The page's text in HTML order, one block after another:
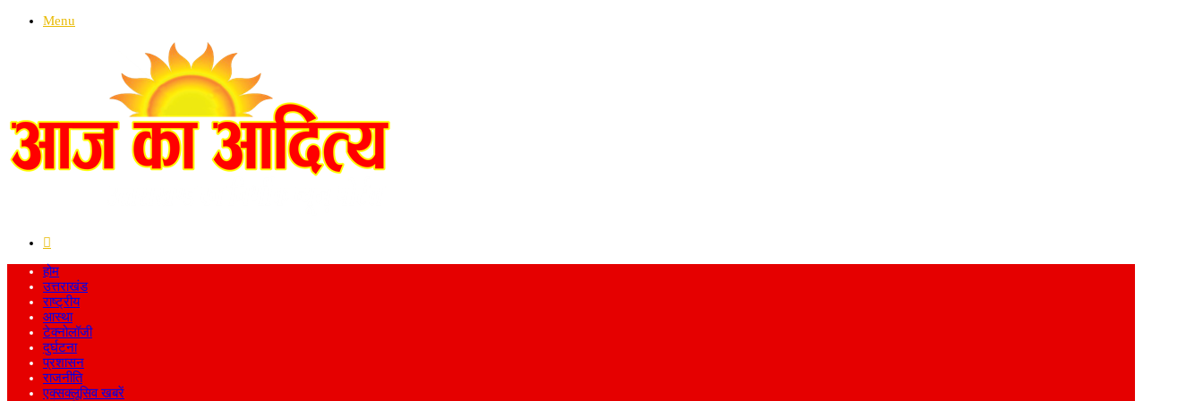
Menu
होम
उत्तराखंड
राष्ट्रीय
आस्था
टेक्नोलॉजी
दुर्घटना
प्रशासन
राजनीति
एक्सक्लूसिव खबरें